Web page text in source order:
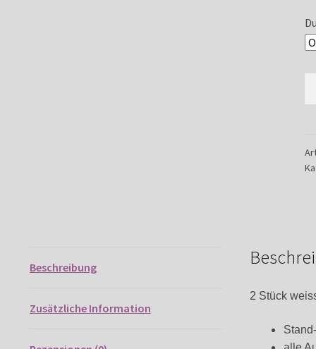
Beschreibung
Zusätzliche Information
2 Stück